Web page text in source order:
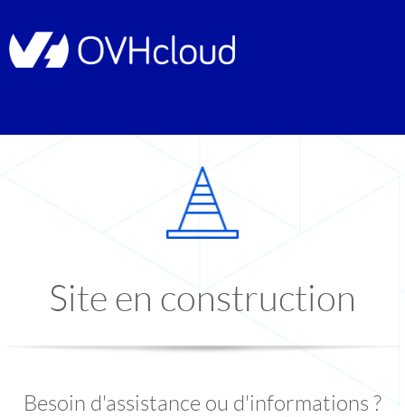
Site en construction
Besoin d'assistance ou d'informations ?